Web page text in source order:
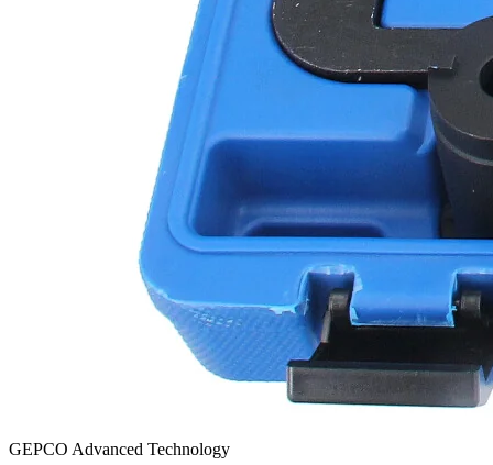
GEPCO Advanced Technology